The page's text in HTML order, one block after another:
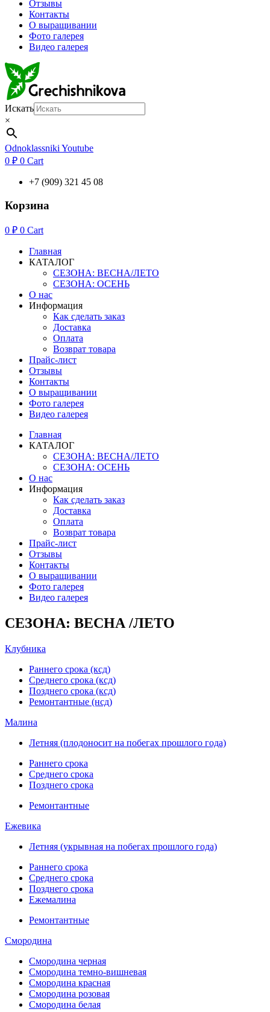
Отзывы
Контакты
О выращивании
Фото галерея
Видео галерея
Искать
×
Odnoklassniki Youtube
0 ₽ 0 Cart
+7 (909) 321 45 08
Корзина
0 ₽ 0 Cart
Главная
КАТАЛОГ
СЕЗОНА: ВЕСНА/ЛЕТО
СЕЗОНА: ОСЕНЬ
О нас
Информация
Как сделать заказ
Доставка
Оплата
Возврат товара
Прайс-лист
Отзывы
Контакты
О выращивании
Фото галерея
Видео галерея
Главная
КАТАЛОГ
СЕЗОНА: ВЕСНА/ЛЕТО
СЕЗОНА: ОСЕНЬ
О нас
Информация
Как сделать заказ
Доставка
Оплата
Возврат товара
Прайс-лист
Отзывы
Контакты
О выращивании
Фото галерея
Видео галерея
СЕЗОНА: ВЕСНА /ЛЕТО
Клубника
Раннего срока (ксд)
Среднего срока (ксд)
Позднего срока (ксд)
Ремонтантные (нсд)
Малина
Летняя (плодоносит на побегах прошлого года)
Раннего срока
Среднего срока
Позднего срока
Ремонтантные
Ежевика
Летняя (укрывная на побегах прошлого года)
Раннего срока
Среднего срока
Позднего срока
Ежемалина
Ремонтантные
Смородина
Смородина черная
Смородина темно-вишневая
Смородина красная
Смородина розовая
Смородина белая